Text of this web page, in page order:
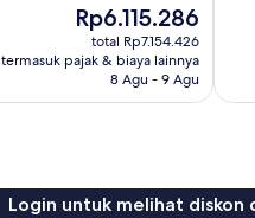
Harga
sekarang
Rp6.115.286
Rp6.115.286
total Rp7.154.426
termasuk pajak & biaya lainnya
8 Agu - 9 Agu
Login untuk melihat diskon